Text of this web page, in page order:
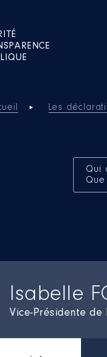
Les
Qui
Isabelle
Vice-Présidente